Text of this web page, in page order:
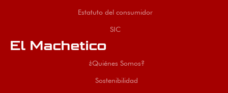
Estatuto del consumidor
SIC
El Machetico
¿Quiénes Somos?
Sostenibilidad